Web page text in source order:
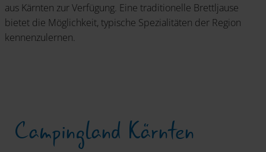
aus Kärnten zur Verfügung. Eine traditionelle Brettljause
bietet die Möglichkeit, typische Spezialitäten der Region
kennenzulernen.
Campingland Kärnten